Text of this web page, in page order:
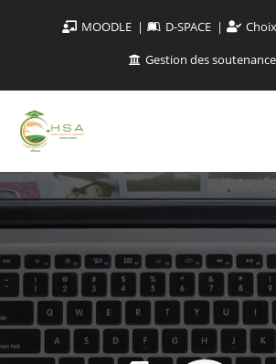
MOODLE D-SPACE
Gestion des